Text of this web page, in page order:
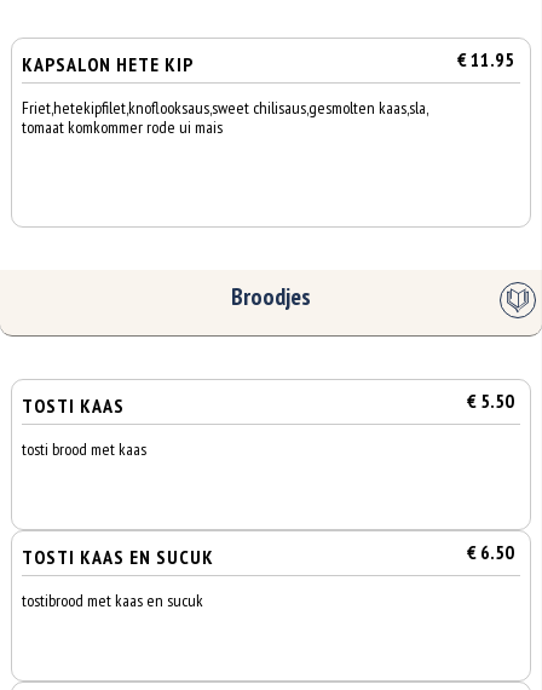
KAPSALON HETE KIP € 11.95
Friet,hetekipfilet,knoflooksaus,sweet chilisaus,gesmolten kaas,sla,
tomaat komkommer rode ui mais
Broodjes
TOSTI KAAS € 5.50
tosti brood met kaas
TOSTI KAAS EN SUCUK € 6.50
tostibrood met kaas en sucuk